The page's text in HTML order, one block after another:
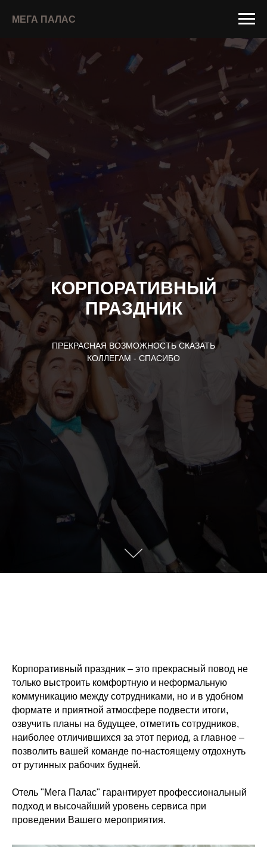
МЕГА ПАЛАС
КОРПОРАТИВНЫЙ
ПРАЗДНИК
ПРЕКРАСНАЯ ВОЗМОЖНОСТЬ СКАЗАТЬ
КОЛЛЕГАМ - СПАСИБО
Корпоративный праздник – это прекрасный повод не
только выстроить комфортную и неформальную
коммуникацию между сотрудниками, но и в удобном
формате и приятной атмосфере подвести итоги,
озвучить планы на будущее, отметить сотрудников,
наиболее отличившихся за этот период, а главное –
позволить вашей команде по-настоящему отдохнуть
от рутинных рабочих будней.
Отель "Мега Палас" гарантирует профессиональный
подход и высочайший уровень сервиса при
проведении Вашего мероприятия.